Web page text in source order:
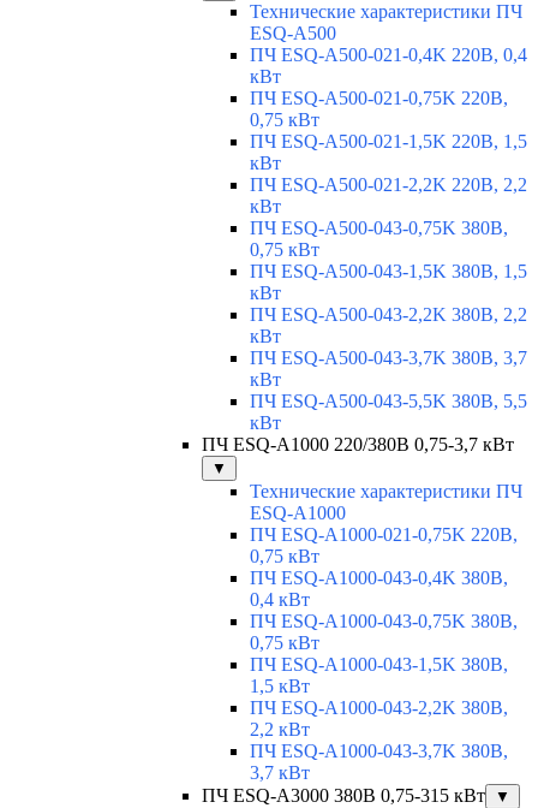
Технические характеристики ПЧ
ESQ-A500
ПЧ ESQ-A500-021-0,4K 220В, 0,4
кВт
ПЧ ESQ-A500-021-0,75K 220В,
0,75 кВт
ПЧ ESQ-A500-021-1,5K 220В, 1,5
кВт
ПЧ ESQ-A500-021-2,2K 220В, 2,2
кВт
ПЧ ESQ-A500-043-0,75K 380В,
0,75 кВт
ПЧ ESQ-A500-043-1,5K 380В, 1,5
кВт
ПЧ ESQ-A500-043-2,2K 380В, 2,2
кВт
ПЧ ESQ-A500-043-3,7K 380В, 3,7
кВт
ПЧ ESQ-A500-043-5,5K 380В, 5,5
кВт
ПЧ ESQ-A1000 220/380В 0,75-3,7 кВт
▼
Технические характеристики ПЧ
ESQ-A1000
ПЧ ESQ-A1000-021-0,75K 220В,
0,75 кВт
ПЧ ESQ-A1000-043-0,4K 380В,
0,4 кВт
ПЧ ESQ-A1000-043-0,75K 380В,
0,75 кВт
ПЧ ESQ-A1000-043-1,5K 380В,
1,5 кВт
ПЧ ESQ-A1000-043-2,2K 380В,
2,2 кВт
ПЧ ESQ-A1000-043-3,7K 380В,
3,7 кВт
ПЧ ESQ-A3000 380В 0,75-315 кВт
▼